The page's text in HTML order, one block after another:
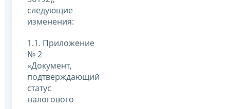
следующие
изменения:
1.1. Приложение
№ 2
«Документ,
подтверждающий
статус
налогового